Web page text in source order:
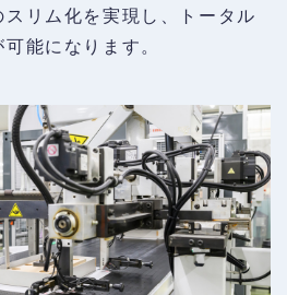
リム化を実現し、トータル
能になります。